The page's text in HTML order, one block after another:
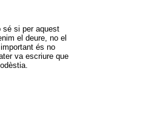
sé si per aquest
el deure, no el
és no
va escriure que